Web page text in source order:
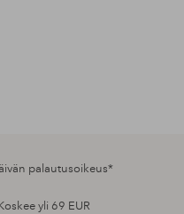
palautusoikeus*
yli 69 EUR